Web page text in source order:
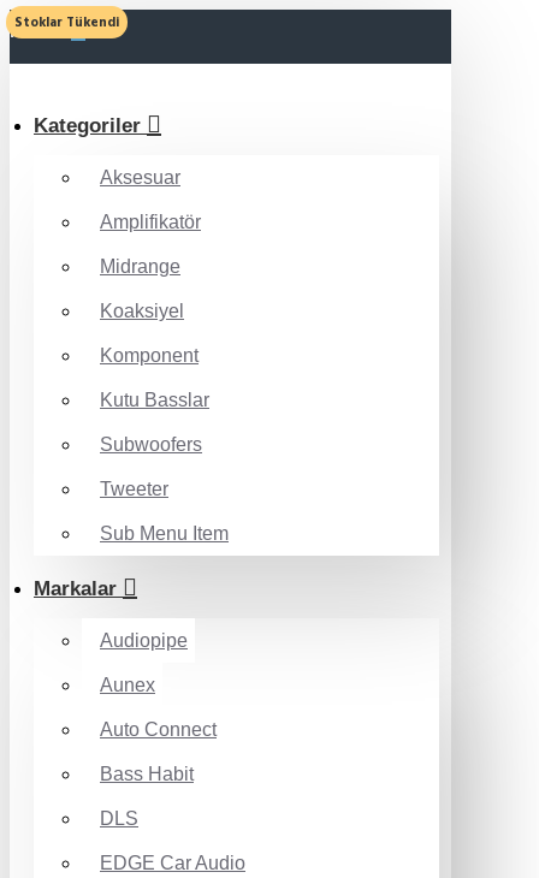
MENU
Kategoriler
Aksesuar
Amplifikatör
Midrange
Koaksiyel
Komponent
Kutu Basslar
Subwoofers
Tweeter
Sub Menu Item
Markalar
Audiopipe
Aunex
Auto Connect
Bass Habit
DLS
EDGE Car Audio
Stoklar Tükendi